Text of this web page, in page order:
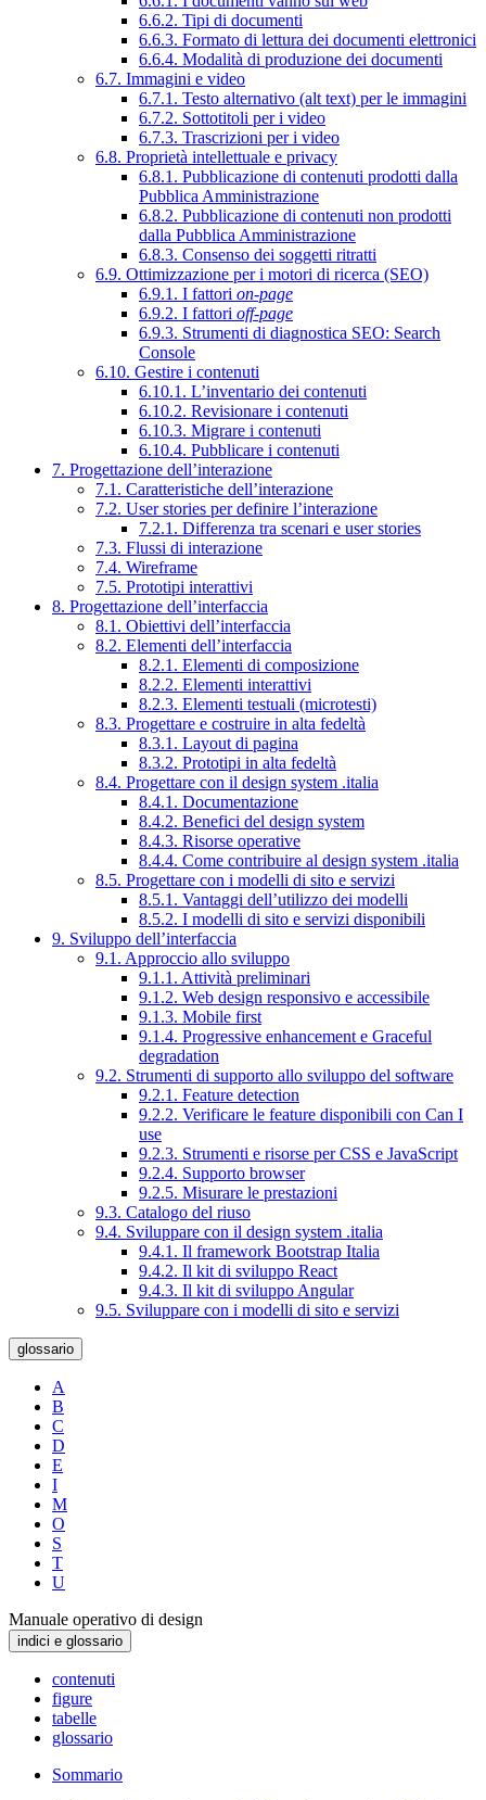
6.6.2. Tipi di documenti
6.6.3. Formato di lettura dei documenti elettronici
6.6.4. Modalità di produzione dei documenti
6.7. Immagini e video
6.7.1. Testo alternativo (alt text) per le immagini
6.7.2. Sottotitoli per i video
6.7.3. Trascrizioni per i video
6.8. Proprietà intellettuale e privacy
6.8.1. Pubblicazione di contenuti prodotti dalla
Pubblica Amministrazione
6.8.2. Pubblicazione di contenuti non prodotti
dalla Pubblica Amministrazione
6.8.3. Consenso dei soggetti ritratti
6.9. Ottimizzazione per i motori di ricerca (SEO)
6.9.1. I fattori on-page
6.9.2. I fattori off-page
6.9.3. Strumenti di diagnostica SEO: Search
Console
6.10. Gestire i contenuti
6.10.1. L’inventario dei contenuti
6.10.2. Revisionare i contenuti
6.10.3. Migrare i contenuti
6.10.4. Pubblicare i contenuti
7. Progettazione dell’interazione
7.1. Caratteristiche dell’interazione
7.2. User stories per definire l’interazione
7.2.1. Differenza tra scenari e user stories
7.3. Flussi di interazione
7.4. Wireframe
7.5. Prototipi interattivi
8. Progettazione dell’interfaccia
8.1. Obiettivi dell’interfaccia
8.2. Elementi dell’interfaccia
8.2.1. Elementi di composizione
8.2.2. Elementi interattivi
8.2.3. Elementi testuali (microtesti)
8.3. Progettare e costruire in alta fedeltà
8.3.1. Layout di pagina
8.3.2. Prototipi in alta fedeltà
8.4. Progettare con il design system .italia
8.4.1. Documentazione
8.4.2. Benefici del design system
8.4.3. Risorse operative
8.4.4. Come contribuire al design system .italia
8.5. Progettare con i modelli di sito e servizi
8.5.1. Vantaggi dell’utilizzo dei modelli
8.5.2. I modelli di sito e servizi disponibili
9. Sviluppo dell’interfaccia
9.1. Approccio allo sviluppo
9.1.1. Attività preliminari
9.1.2. Web design responsivo e accessibile
9.1.3. Mobile first
9.1.4. Progressive enhancement e Graceful
degradation
9.2. Strumenti di supporto allo sviluppo del software
9.2.1. Feature detection
9.2.2. Verificare le feature disponibili con Can I
use
9.2.3. Strumenti e risorse per CSS e JavaScript
9.2.4. Supporto browser
9.2.5. Misurare le prestazioni
9.3. Catalogo del riuso
9.4. Sviluppare con il design system .italia
9.4.1. Il framework Bootstrap Italia
9.4.2. Il kit di sviluppo React
9.4.3. Il kit di sviluppo Angular
9.5. Sviluppare con i modelli di sito e servizi
glossario
A
B
C
D
E
I
M
O
S
T
U
Manuale operativo di design
indici e glossario
contenuti
figure
tabelle
glossario
Sommario